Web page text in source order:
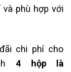
phù hợp với
chi phí cho
4 hộp là